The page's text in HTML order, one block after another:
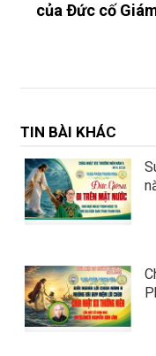
của Ðức cố
TIN BÀI KHÁC